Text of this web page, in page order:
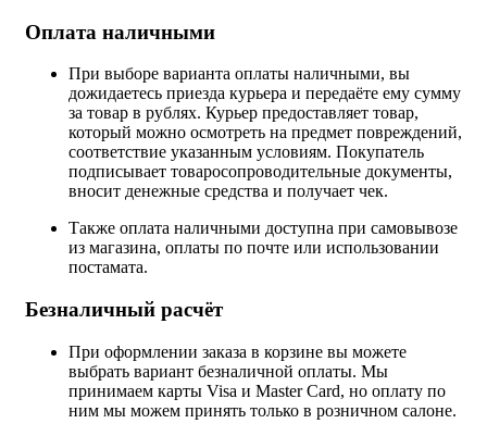
Оплата наличными
При выборе варианта оплаты наличными, вы
дожидаетесь приезда курьера и передаёте ему сумму
за товар в рублях. Курьер предоставляет товар,
который можно осмотреть на предмет повреждений,
соответствие указанным условиям. Покупатель
подписывает товаросопроводительные документы,
вносит денежные средства и получает чек.
Также оплата наличными доступна при самовывозе
из магазина, оплаты по почте или использовании
постамата.
Безналичный расчёт
При оформлении заказа в корзине вы можете
выбрать вариант безналичной оплаты. Мы
принимаем карты Visa и Master Card, но оплату по
ним мы можем принять только в розничном салоне.